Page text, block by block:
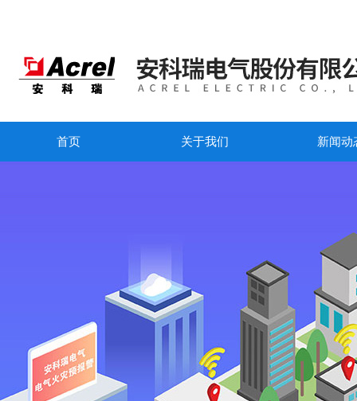
首页 关于我们 新闻动